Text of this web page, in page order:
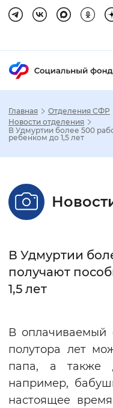
Стандартный
Без
Монохромный
Главная Отделения СФР
Новости отделения
В Удмуртии более 500
ребенком до 1,5 лет
В Удмуртии
получают
1,5 лет
В оплачиваемый
полутора лет
папа, а также
например,
настоящее